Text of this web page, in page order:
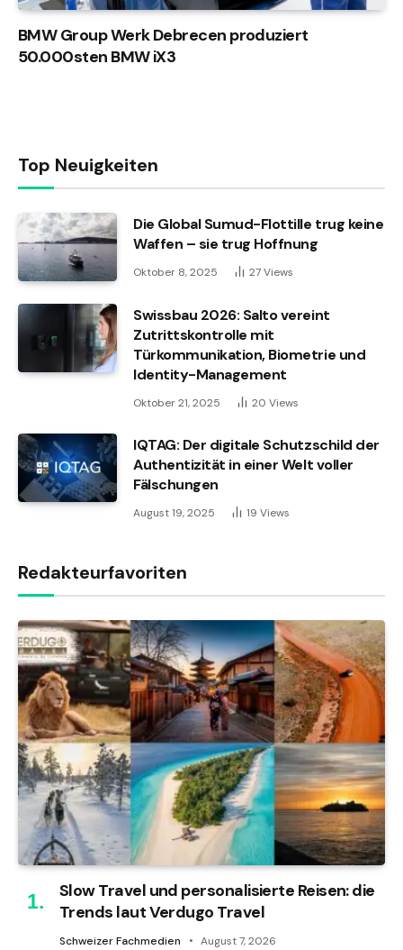
BMW Group Werk Debrecen produziert
50.000sten BMW iX3
Top Neuigkeiten
Die Global Sumud-Flottille trug keine
Waffen – sie trug Hoffnung
Oktober 8, 2025 27Views
Swissbau 2026: Salto vereint
Zutrittskontrolle mit
Türkommunikation, Biometrie und
Identity-Management
Oktober 21, 2025 20 Views
IQTAG: Der digitale Schutzschild der
Authentizität in einer Welt voller
Fälschungen
August 19, 2025 19 Views
Redakteurfavoriten
Slow Travel und personalisierte Reisen: die
Trends laut Verdugo Travel
Schweizer Fachmedien August 7, 2026